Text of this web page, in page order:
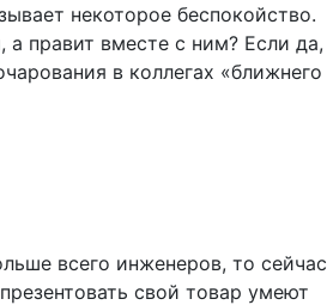
некоторое беспокойство.
правит вместе с ним? Если да,
в коллегах «ближнего
всего инженеров, то сейчас
свой товар умеют